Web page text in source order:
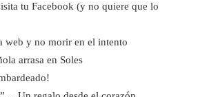
tu Facebook (y no quiere que lo
web y no morir en el intento
arrasa en Soles